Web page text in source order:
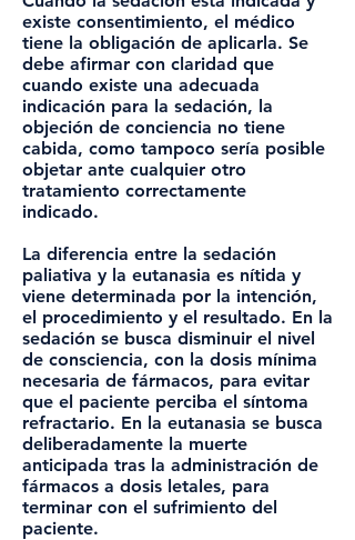
existe consentimiento, el médico
tiene la obligación de aplicarla. Se
debe afirmar con claridad que
cuando existe una adecuada
indicación para la sedación, la
objeción de conciencia no tiene
cabida, como tampoco sería posible
objetar ante cualquier otro
tratamiento correctamente
indicado.
La diferencia entre la sedación
paliativa y la eutanasia es nítida y
viene determinada por la intención,
el procedimiento y el resultado. En la
sedación se busca disminuir el nivel
de consciencia, con la dosis mínima
necesaria de fármacos, para evitar
que el paciente perciba el síntoma
refractario. En la eutanasia se busca
deliberadamente la muerte
anticipada tras la administración de
fármacos a dosis letales, para
terminar con el sufrimiento del
paciente.